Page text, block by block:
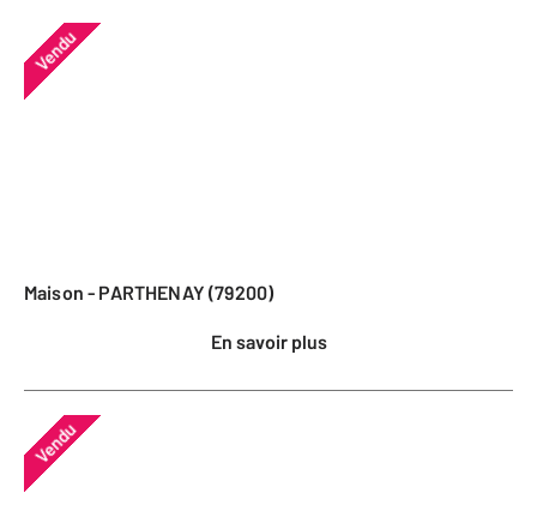
Vendu
Maison - PARTHENAY (79200)
En savoir plus
Vendu